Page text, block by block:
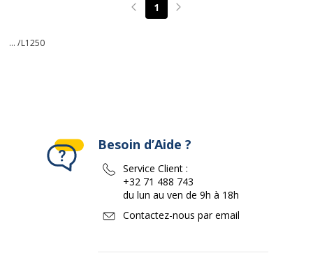
Page précédente
1 Page suivante
... /L1250
Besoin d’Aide ?
Service Client :
+32 71 488 743
du lun au ven de 9h à 18h
Contactez-nous par email